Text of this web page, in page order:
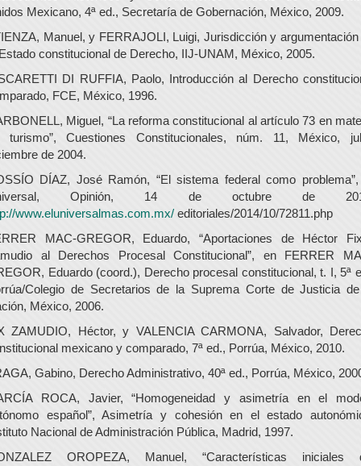
Mexicano, 4ª ed., Secretaría de Gobernación, México, 2009.
Manuel, y FERRAJOLI, Luigi, Jurisdicción y argumentación
constitucional de Derecho, IIJ-UNAM, México, 2005.
DI RUFFIA, Paolo, Introducción al Derecho
FCE, México, 1996.
Miguel, “La reforma constitucional al artículo 73 en
turismo”, Cuestiones Constitucionales, núm. 11, México,
de 2004.
DÍAZ, José Ramón, “El sistema federal como
Opinión, 14 de octubre de
www.eluniversalmas.com.mx/ editoriales/2014/10/72811.php
MAC-GREGOR, Eduardo, “Aportaciones de Héctor
al Derechos Procesal Constitucional”, en FERRER
Eduardo (coord.), Derecho procesal constitucional, t. I, 5ª
Colegio de Secretarios de la Suprema Corte de Justicia
México, 2006.
ZAMUDIO, Héctor, y VALENCIA CARMONA, Salvador,
mexicano y comparado, 7ª ed., Porrúa, México, 2010.
Gabino, Derecho Administrativo, 40ª ed., Porrúa, México,
ROCA, Javier, “Homogeneidad y asimetría en el
español”, Asimetría y cohesión en el estado
Nacional de Administración Pública, Madrid, 1997.
OROPEZA, Manuel, “Características iniciales